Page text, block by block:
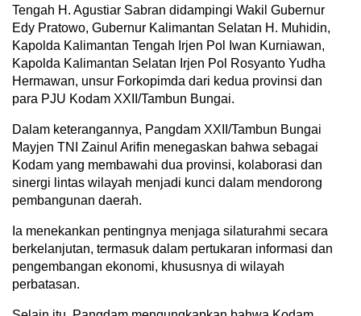
Tengah H. Agustiar Sabran didampingi Wakil Gubernur
Edy Pratowo, Gubernur Kalimantan Selatan H. Muhidin,
Kapolda Kalimantan Tengah Irjen Pol Iwan Kurniawan,
Kapolda Kalimantan Selatan Irjen Pol Rosyanto Yudha
Hermawan, unsur Forkopimda dari kedua provinsi dan
para PJU Kodam XXII/Tambun Bungai.
Dalam keterangannya, Pangdam XXII/Tambun Bungai
Mayjen TNI Zainul Arifin menegaskan bahwa sebagai
Kodam yang membawahi dua provinsi, kolaborasi dan
sinergi lintas wilayah menjadi kunci dalam mendorong
pembangunan daerah.
Ia menekankan pentingnya menjaga silaturahmi secara
berkelanjutan, termasuk dalam pertukaran informasi dan
pengembangan ekonomi, khususnya di wilayah
perbatasan.